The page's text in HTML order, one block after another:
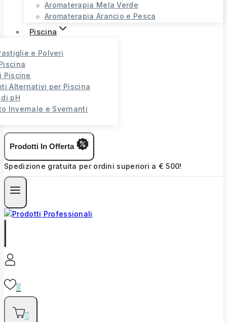
Aromaterapia Mela Verde
Aromaterapia Arancio e Pesca
Piscina
e Polveri
Piscine
Alternativi per Piscina
pH
Invernale e Svernanti
Prodotti In Offerta
Spedizione gratuita per ordini superiori a € 500!
0
0